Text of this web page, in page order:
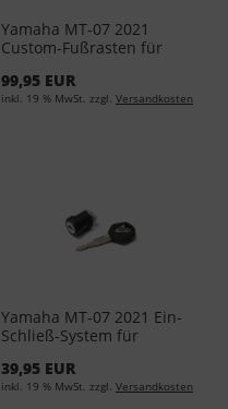
Yamaha MT-07 2021
Custom-Fußrasten für
F2743-20-00
99,95 EUR
inkl. 19 % MwSt. zzgl. Versandkosten
Yamaha MT-07 2021 Ein-
Schließ-System für
00-00
39,95 EUR
inkl. 19 % MwSt. zzgl. Versandkosten